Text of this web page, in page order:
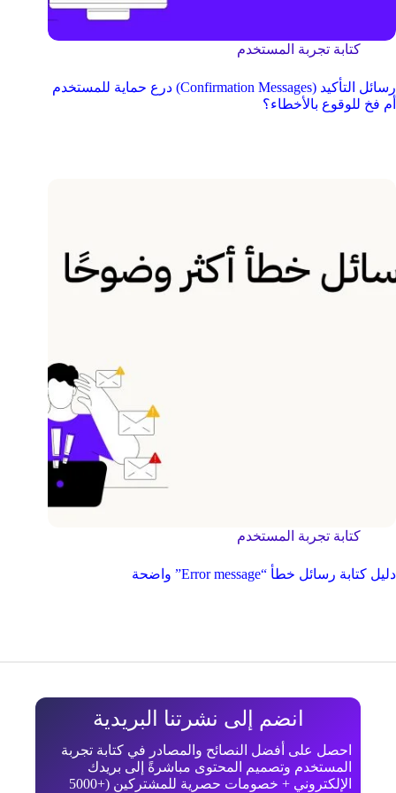
كتابة تجربة المستخدم
رسائل التأكيد (Confirmation Messages) درع حماية للمستخدم
أم فخ للوقوع بالأخطاء؟
كتابة تجربة المستخدم
دليل كتابة رسائل خطأ “Error message” واضحة
انضم إلى نشرتنا البريدية
احصل على أفضل النصائح والمصادر في كتابة تجربة
المستخدم وتصميم المحتوى مباشرةً إلى بريدك
الإلكتروني + خصومات حصرية للمشتركين (+5000